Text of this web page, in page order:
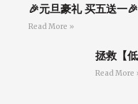
🎉元旦豪礼 买五送一🎉
Read More »
拯救【
Read More